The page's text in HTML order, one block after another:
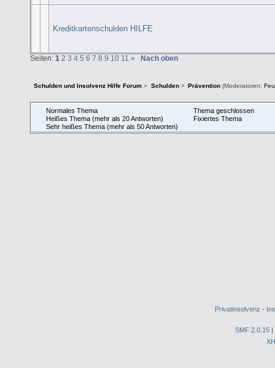
Kreditkartenschulden HILFE
Seiten: 1 2 3 4 5 6 7 8 9 10 11 » Nach oben
Schulden und Insolvenz Hilfe Forum > Schulden> Prävention(Moderatoren:
Normales Thema
Heißes Thema (mehr als 20 Antworten)
Sehr heißes Thema (mehr als 50 Antworten)
Thema geschlossen
Fixiertes Thema
Privatinsolvenz -
SMF 2.0.15 |